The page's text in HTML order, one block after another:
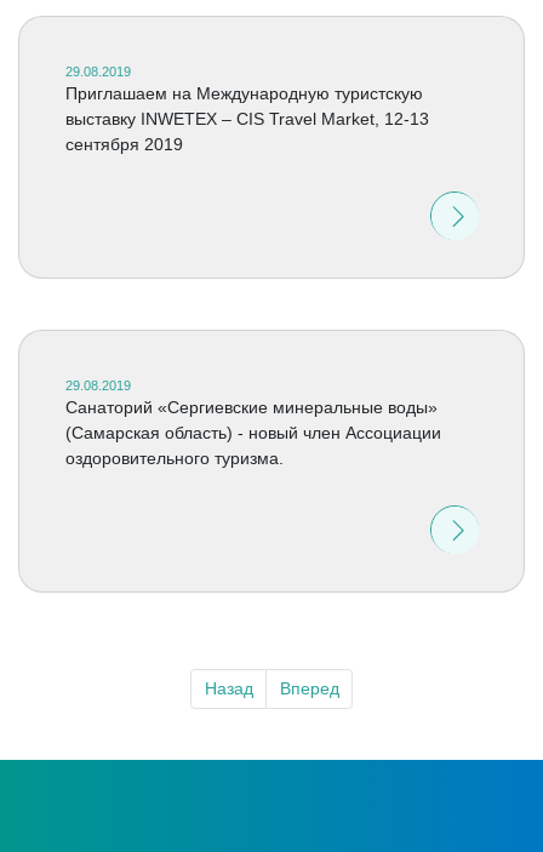
29.08.2019
Приглашаем на Международную туристскую
выставку INWETEX – CIS Travel Market, 12-13
сентября 2019
29.08.2019
Санаторий «Сергиевские минеральные воды»
(Самарская область) - новый член Ассоциации
оздоровительного туризма.
Назад Вперед